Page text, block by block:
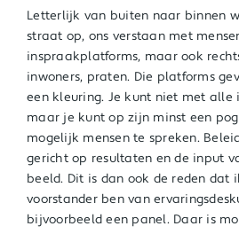
Letterlijk van buiten naar binnen
straat op, ons verstaan met
inspraakplatforms, maar ook
inwoners, praten. Die platforms
een kleuring. Je kunt niet met alle
maar je kunt op zijn minst een
mogelijk mensen te spreken.
gericht op resultaten en de input
beeld. Dit is dan ook de reden dat
voorstander ben van
bijvoorbeeld een panel. Daar is